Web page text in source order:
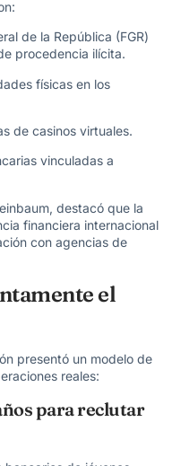
de la República (FGR)
procedencia ilícita.
físicas en los
de casinos virtuales.
vinculadas a
, destacó que la
financiera internacional
con agencias de
el
presentó un modelo de
reales:
para reclutar